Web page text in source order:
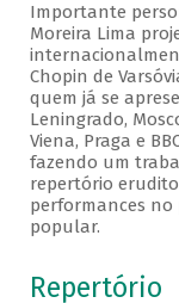
Importante
Moreira Lima
Chopin de
quem já se
Leningrado,
Viena, Praga e
fazendo um
repertório
performances no
popular.
Repertório